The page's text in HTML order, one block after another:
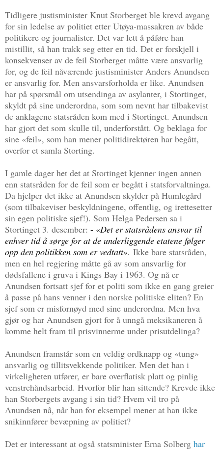
Tidligere justisminister Knut Storberget ble krevd avgang
for sin ledelse av politiet etter Utøya-massakren av både
politikere og journalister. Det var lett å påføre han
mistillit, så han trakk seg etter en tid. Det er forskjell i
konsekvenser av de feil Storberget måtte være ansvarlig
for, og de feil nåværende justisminister Anders Anundsen
er ansvarlig for. Men ansvarsforholda er like. Anundsen
har på spørsmål om utsendinga av asylanter, i Stortinget,
skyldt på sine underordna, som som nevnt har tilbakevist
de anklagene statsråden kom med i Stortinget. Anundsen
har gjort det som skulle til, underforstått. Og beklaga for
sine «feil», som han mener politidirektøren har begått,
overfor et samla Storting.
I gamle dager het det at Stortinget kjenner ingen annen
enn statsråden for de feil som er begått i statsforvaltninga.
Da hjelper det ikke at Anundsen skylder på Humlegård
(som tilbakeviser beskyldningene, offentlig, og irettesetter
sin egen politiske sjef!). Som Helga Pedersen sa i
Stortinget 3. desember: - «Det er statsrådens ansvar til
enhver tid å sørge for at de underliggende etatene følger
opp den politikken som er vedtatt». Ikke bare statsråden,
men en hel regjering måtte gå av som ansvarlig for
dødsfallene i gruva i Kings Bay i 1963. Og nå er
Anundsen fortsatt sjef for et politi som ikke en gang greier
å passe på hans venner i den norske politiske eliten? En
sjef som er misfornøyd med sine underordna. Men hva
gjør og har Anundsen gjort for å unngå meksikaneren å
komme helt fram til prisvinnerme under prisutdelinga?
Anundsen framstår som en veldig ordknapp og «tung»
ansvarlig og tillitsvekkende politiker. Men det han i
virkeligheten utfører, er bare overflatisk platt og pinlig
venstrehåndsarbeid. Hvorfor blir han sittende? Krevde ikke
han Storbergets avgang i sin tid? Hvem vil tro på
Anundsen nå, når han for eksempel mener at han ikke
snikinnfører bevæpning av politiet?
Det er interessant at også statsminister Erna Solberg har